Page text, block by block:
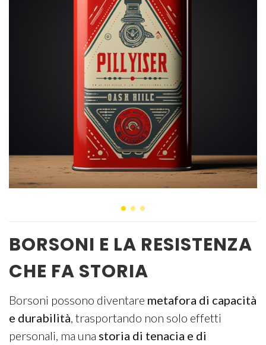
BORSONI E LA RESISTENZA
CHE FA STORIA
Borsoni possono diventare metafora di capacità
e durabilità, trasportando non solo effetti
personali, ma una storia di tenacia e di